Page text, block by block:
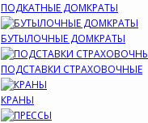
ПОДКАТНЫЕ ДОМКРАТЫ
БУТЫЛОЧНЫЕ ДОМКРАТЫ
ПОДСТАВКИ СТРАХОВОЧНЫЕ
КРАНЫ